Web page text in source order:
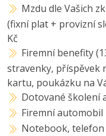
Mzdu dle Vašich
(fixní plat + provizní
Kč
Firemní benefity
stravenky,
kartu, poukázku na
Dotované školení
Firemní
Notebook, telefon